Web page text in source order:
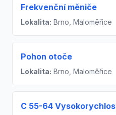
Frekvenční měniče
Lokalita: Brno, Maloměřice
Pohon otoče
Lokalita: Brno, Maloměřice
C 55-64